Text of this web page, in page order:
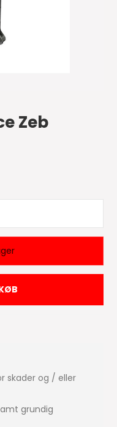
Zeb
skader og / eller
grundig